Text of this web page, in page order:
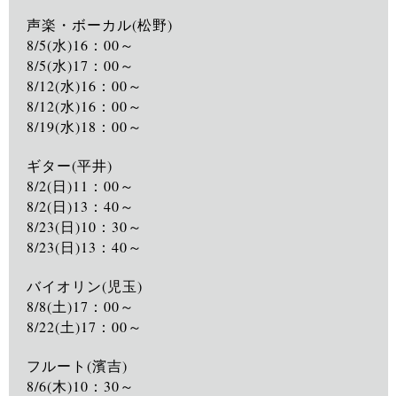
声楽・ボーカル(松野)
8/5(水)16：00～
8/5(水)17：00～
8/12(水)16：00～
8/12(水)16：00～
8/19(水)18：00～
ギター(平井)
8/2(日)11：00～
8/2(日)13：40～
8/23(日)10：30～
8/23(日)13：40～
バイオリン(児玉)
8/8(土)17：00～
8/22(土)17：00～
フルート(濱吉)
8/6(木)10：30～